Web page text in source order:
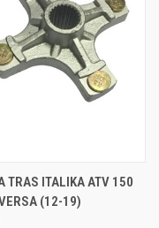
TRAS ITALIKA ATV 150
(12-19)